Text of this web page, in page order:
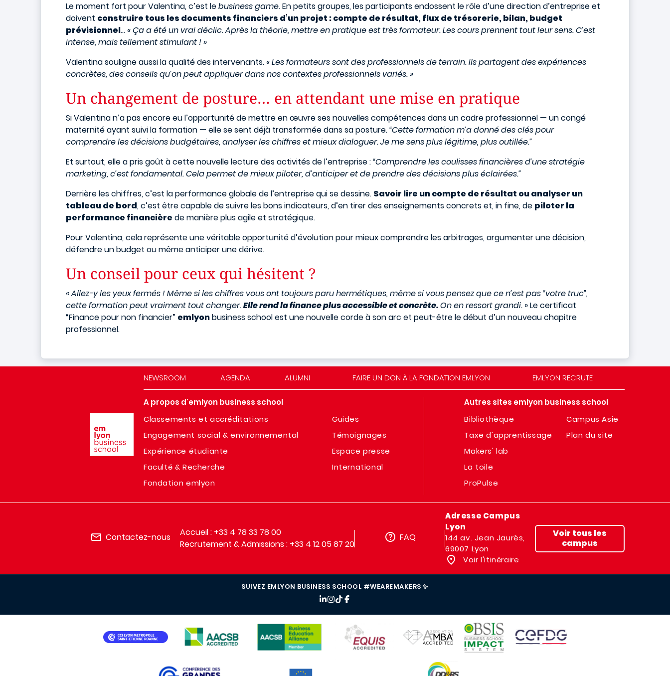
Le moment fort pour Valentina, c’est lebusiness game. En petits groupes, les participants endossent le rôle d’une direction d’entreprise et
doivent construire tous les documents financiers d’un projet : compte de résultat, flux de trésorerie, bilan, budget
prévisionnel…« Ça a été un vrai déclic. Après la théorie, mettre en pratique est très formateur. Les cours prennent tout leur sens. C’est
intense, mais tellement stimulant ! »
Valentina souligne aussi la qualité des intervenants.« Les formateurs sont des professionnels de terrain. Ils partagent des expériences
concrètes, des conseils qu’on peut appliquer dans nos contextes professionnels variés. »
Un changement de posture… en attendant une mise en pratique
Si Valentina n’a pas encore eu l’opportunité de mettre en œuvre ses nouvelles compétences dans un cadre professionnel — un congé
maternité ayant suivi la formation — elle se sent déjà transformée dans sa posture.“Cette formation m’a donné des clés pour
comprendre les décisions budgétaires, analyser les chiffres et mieux dialoguer. Je me sens plus légitime, plus outillée.”
Et surtout, elle a pris goût à cette nouvelle lecture des activités de l’entreprise :“Comprendre les coulisses financières d’une stratégie
marketing, c’est fondamental. Cela permet de mieux piloter, d’anticiper et de prendre des décisions plus éclairées.”
Derrière les chiffres, c’est la performance globale de l’entreprise qui se dessine. Savoir lire un compte de résultat ou analyser un
tableau de bord, c’est être capable de suivre les bons indicateurs, d’en tirer des enseignements concrets et, in fine, de piloter la
performance financière de manière plus agile et stratégique.
Pour Valentina, cela représente une véritable opportunité d’évolution pour mieux comprendre les arbitrages, argumenter une décision,
défendre un budget ou même anticiper une dérive.
Un conseil pour ceux qui hésitent ?
«Allez-y les yeux fermés ! Même si les chiffres vous ont toujours paru hermétiques, même si vous pensez que ce n’est pas “votre truc”,
cette formation peut vraiment tout changer.Elle rend la finance plus accessible et concrète.On en ressort grandi. » Le certificat
“Finance pour non financier” emlyonbusiness school est une nouvelle corde à son arc et peut-être le début d’un nouveau chapitre
professionnel.
NEWSROOM AGENDA ALUMNI FAIRE UN DON À LA FONDATION EMLYON EMLYON RECRUTE
A propos d'emlyon business school
Classements et accréditations
Engagement social & environnemental
Expérience étudiante
Faculté & Recherche
Fondation emlyon
Guides
Témoignages
Espace presse
International
Autres sites emlyon business school
Bibliothèque
Taxe d'apprentissage
Makers' lab
La toile
ProPulse
Campus Asie
Plan du site
Contactez-nous
Accueil : +33 4 78 33 78 00
Recrutement & Admissions : +33 4 12 05 87 20
FAQ
Adresse Campus
Lyon
144 av. Jean Jaurès,
69007 Lyon
Voir l'itinéraire
Voir tous les
campus
SUIVEZ EMLYON BUSINESS SCHOOL #WEAREMAKERS ✨
IMAGE
IMAGE
IMAGE
IMAGE
IMAGE IMAGE IMAGE